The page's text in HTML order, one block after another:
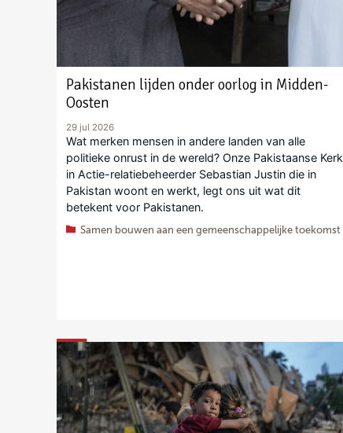
Pakistanen lijden onder oorlog in Midden-
Oosten
29 jul 2026
Wat merken mensen in andere landen van alle
politieke onrust in de wereld? Onze Pakistaanse Kerk
in Actie-relatiebeheerder Sebastian Justin die in
Pakistan woont en werkt, legt ons uit wat dit
betekent voor Pakistanen.
Samen bouwen aan een gemeenschappelijke toekomst